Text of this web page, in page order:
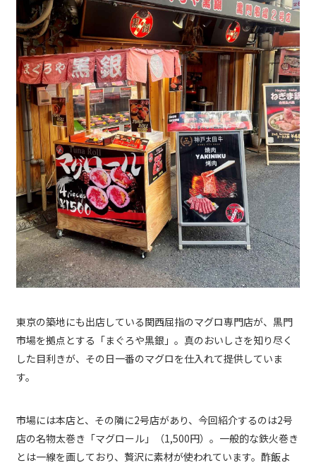
東京の築地にも出店している関西屈指のマグロ専門店が、黒門
市場を拠点とする「まぐろや黒銀」。真のおいしさを知り尽く
した目利きが、その日一番のマグロを仕入れて提供していま
す。
市場には本店と、その隣に2号店があり、今回紹介するのは2号
店の名物太巻き「マグロール」（1,500円）。一般的な鉄火巻き
とは一線を画しており、贅沢に素材が使われています。酢飯よ